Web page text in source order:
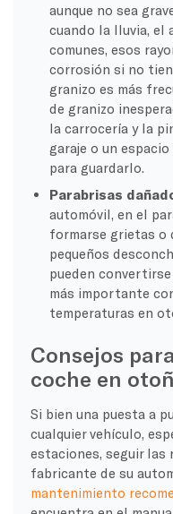
aunque no sea
cuando la lluvia, el
comunes, esos
corrosión si no
granizo es más
de granizo
la carrocería y la
garaje o un
para guardarlo.
Parabrisas
automóvil, en el
formarse grietas o
pequeños
pueden
más importante
temperaturas en
Consejos
coche en
Si bien una puesta a
cualquier vehículo,
estaciones, seguir las
fabricante de su
mantenimiento